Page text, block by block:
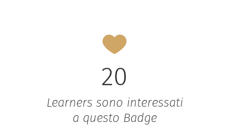
20
Learners sono interessati
a questo Badge